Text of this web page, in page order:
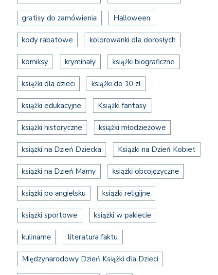
gratisy do zamówienia Halloween
kody rabatowe kolorowanki dla dorosłych
komiksy kryminały książki biograficzne
książki dla dzieci książki do 10 zł
książki edukacyjne Książki fantasy
książki historyczne książki młodzieżowe
książki na Dzień Dziecka Książki na Dzień Kobiet
książki na Dzień Mamy książki obcojęzyczne
książki po angielsku książki religijne
książki sportowe książki w pakiecie
kulinarne literatura faktu
Międzynarodowy Dzień Książki dla Dzieci